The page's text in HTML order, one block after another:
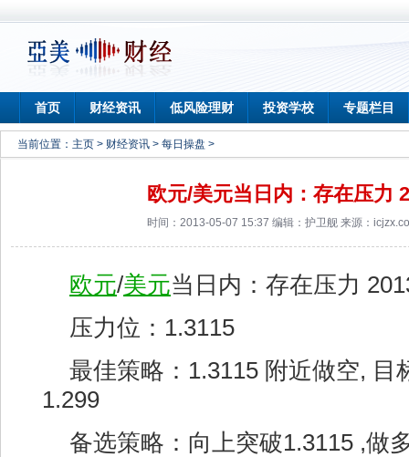
首页 财经资讯 低风险理财 投资学校 专题栏目
当前位置： 主页 > 财经资讯 > 每日操盘 >
欧元/美元当日内：存在压力
时间：2013-05-07 15:37 编辑：护卫舰 来源：
欧元/美元当日内：存在压力
压力位：1.3115
最佳策略：1.3115 附近做空, 目
1.299
备选策略：向上突破1.3115 ,做